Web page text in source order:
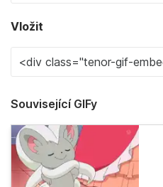
Vložit
Související GIFy